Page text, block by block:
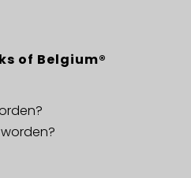
of Belgium®